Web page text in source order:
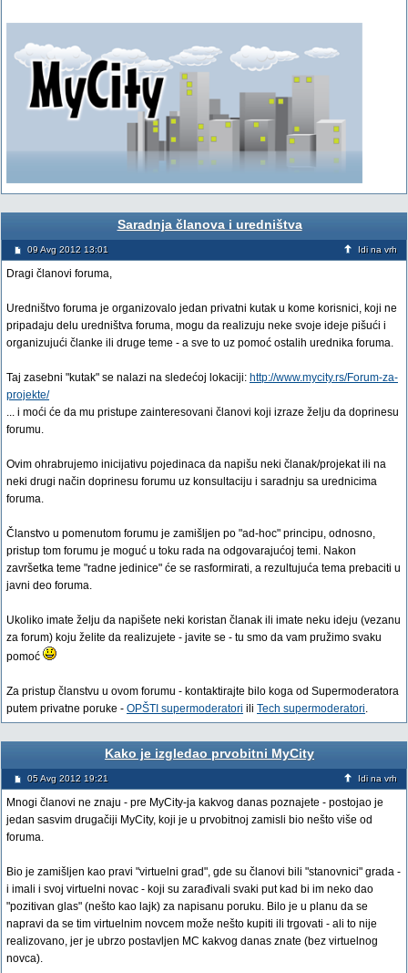
Saradnja članova i uredništva
09 Avg 2012 13:01 Idi na vrh
Dragi članovi foruma,
Uredništvo foruma je organizovalo jedan privatni kutak u kome korisnici, koji ne
pripadaju delu uredništva foruma, mogu da realizuju neke svoje ideje pišući i
organizujući članke ili druge teme - a sve to uz pomoć ostalih urednika foruma.
Taj zasebni "kutak" se nalazi na sledećoj lokaciji: http://www.mycity.rs/Forum-za-
projekte/
... i moći će da mu pristupe zainteresovani članovi koji izraze želju da doprinesu
forumu.
Ovim ohrabrujemo inicijativu pojedinaca da napišu neki članak/projekat ili na
neki drugi način doprinesu forumu uz konsultaciju i saradnju sa urednicima
foruma.
Članstvo u pomenutom forumu je zamišljen po "ad-hoc" principu, odnosno,
pristup tom forumu je moguć u toku rada na odgovarajućoj temi. Nakon
završetka teme "radne jedinice" će se rasformirati, a rezultujuća tema prebaciti u
javni deo foruma.
Ukoliko imate želju da napišete neki koristan članak ili imate neku ideju (vezanu
za forum) koju želite da realizujete - javite se - tu smo da vam pružimo svaku
pomoć
Za pristup članstvu u ovom forumu - kontaktirajte bilo koga od Supermoderatora
putem privatne poruke - OPŠTI supermoderatori ili Tech supermoderatori.
Kako je izgledao prvobitni MyCity
05 Avg 2012 19:21 Idi na vrh
Mnogi članovi ne znaju - pre MyCity-ja kakvog danas poznajete - postojao je
jedan sasvim drugačiji MyCity, koji je u prvobitnoj zamisli bio nešto više od
foruma.
Bio je zamišljen kao pravi "virtuelni grad", gde su članovi bili "stanovnici" grada -
i imali i svoj virtuelni novac - koji su zarađivali svaki put kad bi im neko dao
"pozitivan glas" (nešto kao lajk) za napisanu poruku. Bilo je u planu da se
napravi da se tim virtuelnim novcem može nešto kupiti ili trgovati - ali to nije
realizovano, jer je ubrzo postavljen MC kakvog danas znate (bez virtuelnog
novca).